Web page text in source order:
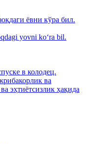
ёвни кўра бил.
yovni ko‘ra bil.
в колодец.
ва
эҳтиётсизлик ҳақида